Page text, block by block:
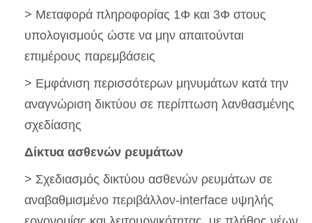
> Μεταφορά πληροφορίας 1Φ και 3Φ στους
υπολογισμούς ώστε να μην απαιτούνται
επιμέρους παρεμβάσεις
> Εμφάνιση περισσότερων μηνυμάτων κατά την
αναγνώριση δικτύου σε περίπτωση λανθασμένης
σχεδίασης
Δίκτυα ασθενών ρευμάτων
> Σχεδιασμός δικτύου ασθενών ρευμάτων σε
αναβαθμισμένο περιβάλλον-interface υψηλής